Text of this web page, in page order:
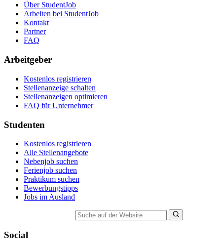
Über StudentJob
Arbeiten bei StudentJob
Kontakt
Partner
FAQ
Arbeitgeber
Kostenlos registrieren
Stellenanzeige schalten
Stellenanzeigen optimieren
FAQ für Unternehmer
Studenten
Kostenlos registrieren
Alle Stellenangebote
Nebenjob suchen
Ferienjob suchen
Praktikum suchen
Bewerbungstipps
Jobs im Ausland
Social